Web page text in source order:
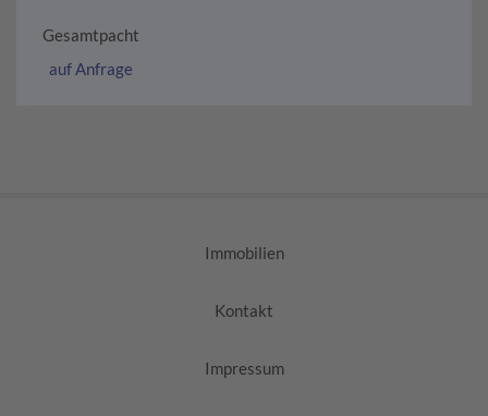
Gesamtpacht
auf Anfrage
Immobilien
Kontakt
Impressum